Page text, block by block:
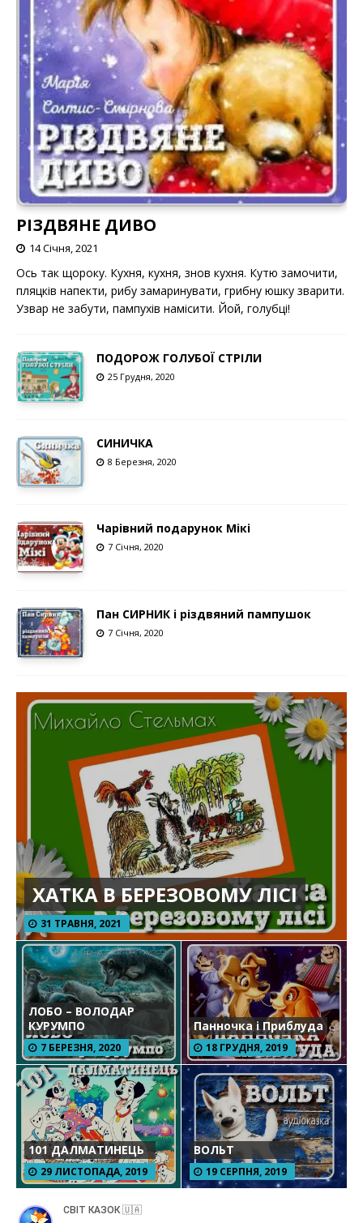
РІЗДВЯНЕ ДИВО
14 Січня, 2021
Ось так щороку. Кухня, кухня, знов кухня. Кутю замочити,
пляцків напекти, рибу замаринувати, грибну юшку зварити.
Узвар не забути, пампухів намісити. Йой, голубці!
ПОДОРОЖ ГОЛУБОЇ СТРІЛИ
25 Грудня, 2020
СИНИЧКА
8 Березня, 2020
Чарівний подарунок Мікі
7 Січня, 2020
Пан СИРНИК і різдвяний пампушок
7 Січня, 2020
ХАТКА В БЕРЕЗОВОМУ ЛІСІ
31 ТРАВНЯ, 2021
ЛОБО – ВОЛОДАР
КУРУМПО
7 БЕРЕЗНЯ, 2020
Панночка і Приблуда
18 ГРУДНЯ, 2019
101 ДАЛМАТИНЕЦЬ
29 ЛИСТОПАДА, 2019
ВОЛЬТ
19 СЕРПНЯ, 2019